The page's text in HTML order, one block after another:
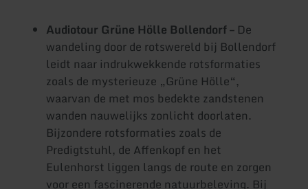
Audiotour Grüne Hölle Bollendorf – De
wandeling door de rotswereld bij Bollendorf
leidt naar indrukwekkende rotsformaties
zoals de mysterieuze „Grüne Hölle“,
waarvan de met mos bedekte zandstenen
wanden nauwelijks zonlicht doorlaten.
Bijzondere rotsformaties zoals de
Predigtstuhl, de Affenkopf en het
Eulenhorst liggen langs de route en zorgen
voor een fascinerende natuurbeleving. Bij